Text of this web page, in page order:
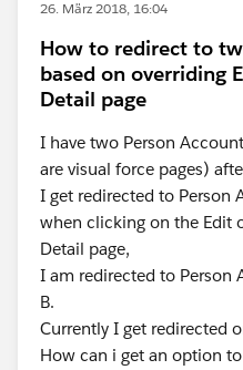
26. März 2018, 16:04
How to redirect to
based on overriding
Detail page
I have two Person
are visual force pages)
I get redirected to Person
when clicking on the Edit
Detail page,
I am redirected to Person
B.
Currently I get redirected
How can i get an option